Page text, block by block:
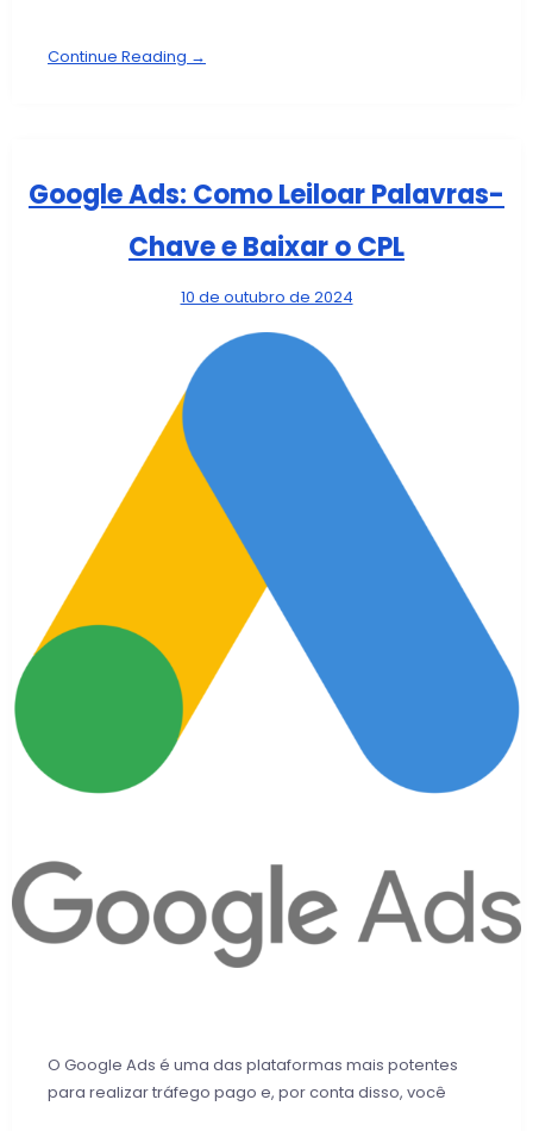
Continue Reading →
Google Ads: Como Leiloar Palavras-
Chave e Baixar o CPL
10 de outubro de 2024
O Google Ads é uma das plataformas mais potentes
para realizar tráfego pago e, por conta disso, você